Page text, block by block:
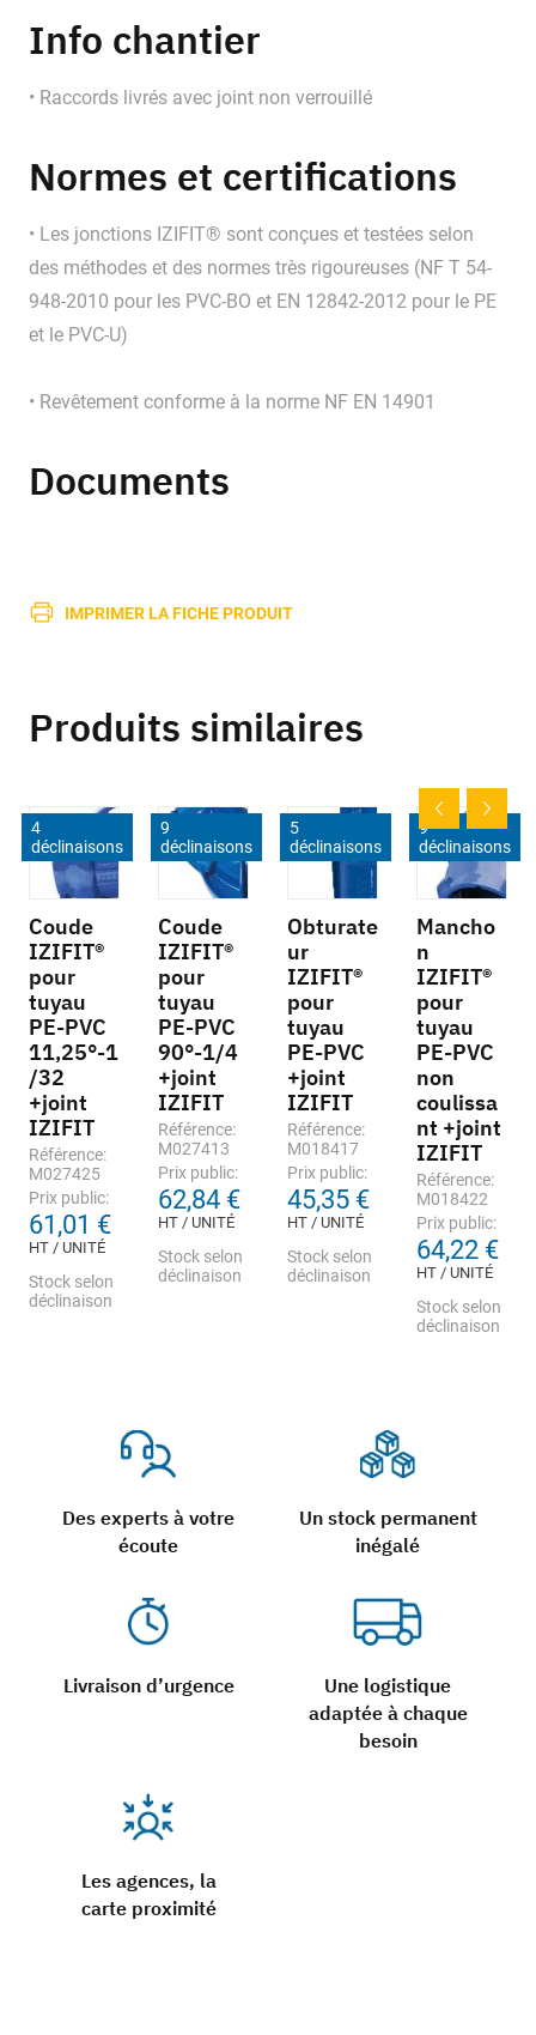
Info chantier
• Raccords livrés avec joint non verrouillé
Normes et certifications
• Les jonctions IZIFIT® sont conçues et testées selon
des méthodes et des normes très rigoureuses (NF T 54-
948-2010 pour les PVC-BO et EN 12842-2012 pour le PE
et le PVC-U)
• Revêtement conforme à la norme NF EN 14901
Documents
IMPRIMER LA FICHE PRODUIT
Des experts à votre
écoute
Un stock permanent
inégalé
Livraison d’urgence
Une logistique
adaptée à chaque
besoin
Les agences, la
carte proximité
Produits similaires
4
déclinaisons
Coude
IZIFIT®
pour
tuyau
PE-PVC
11,25°-1
/32
+joint
IZIFIT
Référence:
M027425
Prix public:
61,01 €
HT / UNITÉ
Stock selon
déclinaison
9
déclinaisons
Coude
IZIFIT®
pour
tuyau
PE-PVC
90°-1/4
+joint
IZIFIT
Référence:
M027413
Prix public:
62,84 €
HT / UNITÉ
Stock selon
déclinaison
5
déclinaisons
Obturate
ur
IZIFIT®
pour
tuyau
PE-PVC
+joint
IZIFIT
Référence:
M018417
Prix public:
45,35 €
HT / UNITÉ
Stock selon
déclinaison
9
déclinaisons
Mancho
n
IZIFIT®
pour
tuyau
PE-PVC
non
coulissa
nt +joint
IZIFIT
Référence:
M018422
Prix public:
64,22 €
HT / UNITÉ
Stock selon
déclinaison